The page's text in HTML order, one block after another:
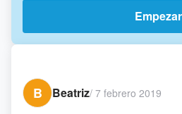
Empezar
B
Beatriz/ 7 febrero 2019